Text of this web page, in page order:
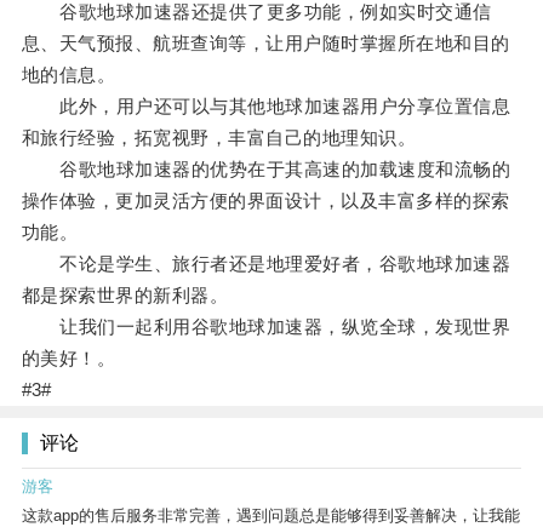
谷歌地球加速器还提供了更多功能，例如实时交通信
息、天气预报、航班查询等，让用户随时掌握所在地和目的
地的信息。
此外，用户还可以与其他地球加速器用户分享位置信息
和旅行经验，拓宽视野，丰富自己的地理知识。
谷歌地球加速器的优势在于其高速的加载速度和流畅的
操作体验，更加灵活方便的界面设计，以及丰富多样的探索
功能。
不论是学生、旅行者还是地理爱好者，谷歌地球加速器
都是探索世界的新利器。
让我们一起利用谷歌地球加速器，纵览全球，发现世界
的美好！。
#3#
评论
游客
这款app的售后服务非常完善，遇到问题总是能够得到妥善解决，让我能